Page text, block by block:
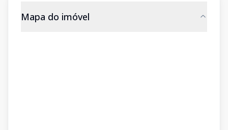
Mapa do imóvel